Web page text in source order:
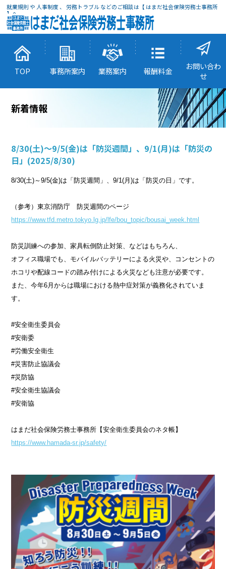
就業規則 や 人事制度 、 労務トラブル などのご相談は【 はまだ社会保険労務士事務所
】へ
TOP 事務所案内 業務案内 報酬料金
お問い合わ
せ
新着情報
8/30(土)～9/5(金)は「防災週間」、9/1(月)は「防災の
日」 (2025/8/30)
8/30(土)～9/5(金)は「防災週間」、9/1(月)は「防災の日」です。
（参考）東京消防庁 防災週間のページ
https://www.tfd.metro.tokyo.lg.jp/lfe/bou_topic/bousai_week.html
防災訓練への参加、家具転倒防止対策、などはもちろん、
オフィス職場でも、モバイルバッテリーによる火災や、コンセントの
ホコリや配線コードの踏み付けによる火災なども注意が必要です。
また、今年6月からは職場における熱中症対策が義務化されていま
す。
#安全衛生委員会
#安衛委
#労働安全衛生
#災害防止協議会
#災防協
#安全衛生協議会
#安衛協
はまだ社会保険労務士事務所【安全衛生委員会のネタ帳】
https://www.hamada-sr.jp/safety/